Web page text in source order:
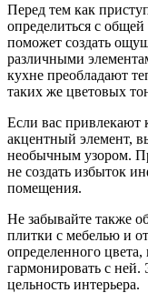
Перед тем как
определиться с
поможет создать
различными
кухне преобладают
таких же цветовых
Если вас привлекают
акцентный элемент,
необычным узором.
не создать избыток
помещения.
Не забывайте также
плитки с мебелью и
определенного цвета,
гармонировать с ней.
цельность интерьера.